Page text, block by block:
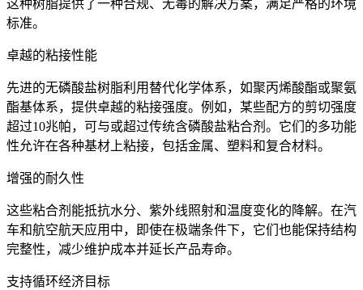
这种树脂提供了一种合规、无毒的解决方案，满足严格的环境
标准。
卓越的粘接性能
先进的无磷酸盐树脂利用替代化学体系，如聚丙烯酸酯或聚氨
酯基体系，提供卓越的粘接强度。例如，某些配方的剪切强度
超过10兆帕，可与或超过传统含磷酸盐粘合剂。它们的多功能
性允许在各种基材上粘接，包括金属、塑料和复合材料。
增强的耐久性
这些粘合剂能抵抗水分、紫外线照射和温度变化的降解。在汽
车和航空航天应用中，即使在极端条件下，它们也能保持结构
完整性，减少维护成本并延长产品寿命。
支持循环经济目标